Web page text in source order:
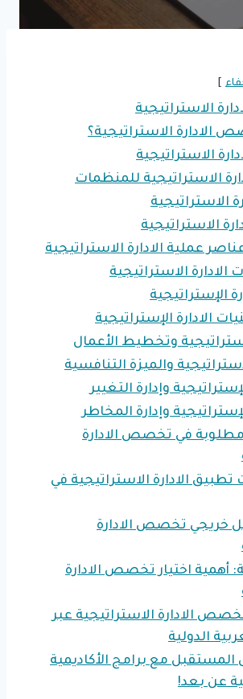
الاستراتيجية
الادارة الاستراتيجية؟
الاستراتيجية
الاستراتيجية للمنظمات
الاستراتيجية
الاستراتيجية
عملية الادارة الاستراتيجية
الاستراتيجية
الإستراتيجية
الادارة الإستراتيجية
وتخطيط الأعمال
والميزة التنافسية
وإدارة التغيير
وإدارة المخاطر
في تخصص الادارة
الادارة الاستراتيجية في
خريجي تخصص الادارة
أهمية اختيار تخصص الادارة
الادارة الاستراتيجية عبر
الدولية
المستقبل مع برامج الأكاديمية
عن بعد!